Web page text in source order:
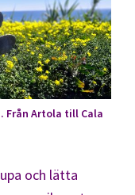
Från Artola till Cala
och lätta